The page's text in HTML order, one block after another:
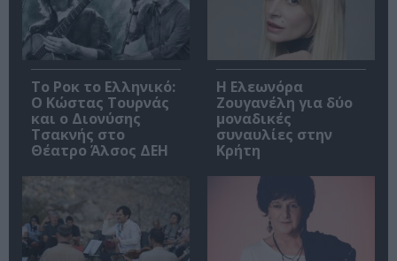
Το Ροκ το Ελληνικό:
Ο Κώστας Τουρνάς
και ο Διονύσης
Τσακνής στο
Θέατρο Άλσος ΔΕΗ
Η Ελεωνόρα
Ζουγανέλη για δύο
μοναδικές
συναυλίες στην
Κρήτη